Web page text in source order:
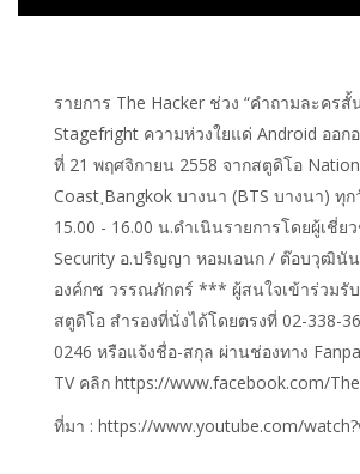
รายการ The Hacker ช่วง “คำถามละครสั้
Stagefright ความห่วงใยแด่ Android ออก
ที่ 21 พฤศจิกายน 2558 จากสตูดิโอ
Coast ฺBangkok บางนา (BTS บางนา) ทุก
15.00 - 16.00 น.ดำเนินรายการโดยผู้เชี่
Security อ.ปริญญา หอมเอนก / ต๊อบวุฒินั
องค์กช วรรณภักตร์ *** ผู้สนใจเข้าร่วมรั
สตูดิโอ สำรองที่นั่งได้โดยตรงที่ 02-338-
0246 หรือแจ้งชื่อ-สกุล ผ่านช่องทาง
TV คลิก https://www.facebook.com/
ที่มา : https://www.youtube.com/